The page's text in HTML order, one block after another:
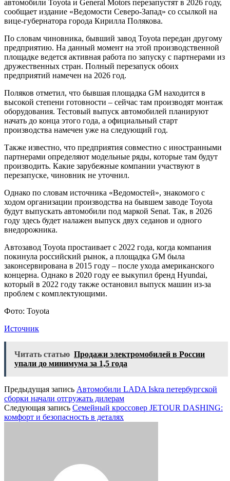
автомобили Toyota и General Motors перезапустят в 2026 году,
сообщает издание «Ведомости Северо-Запад» со ссылкой на
вице-губернатора города Кирилла Полякова.
По словам чиновника, бывший завод Toyota передан другому
предприятию. На данный момент на этой производственной
площадке ведется активная работа по запуску с партнерами из
дружественных стран. Полный перезапуск обоих
предприятий намечен на 2026 год.
Поляков отметил, что бывшая площадка GM находится в
высокой степени готовности – сейчас там производят монтаж
оборудования. Тестовый выпуск автомобилей планируют
начать до конца этого года, а официальный старт
производства намечен уже на следующий год.
Также известно, что предприятия совместно с иностранными
партнерами определяют модельные ряды, которые там будут
производить. Какие зарубежные компании участвуют в
перезапуске, чиновник не уточнил.
Однако по словам источника «Ведомостей», знакомого с
ходом организации производства на бывшем заводе Toyota
будут выпускать автомобили под маркой Senat. Так, в 2026
году здесь будет налажен выпуск двух седанов и одного
внедорожника.
Автозавод Toyota простаивает с 2022 года, когда компания
покинула российский рынок, а площадка GM была
законсервирована в 2015 году – после ухода американского
концерна. Однако в 2020 году ее выкупил бренд Hyundai,
который в 2022 году также остановил выпуск машин из-за
проблем с комплектующими.
Фото: Toyota
Источник
Читать статью Продажи электромобилей в России
упали до минимума за 1,5 года
Предыдущая запись Автомобили LADA Iskra петербургской
сборки начали отгружать дилерам
Следующая запись Семейный кроссовер JETOUR DASHING:
комфорт и безопасность в деталях